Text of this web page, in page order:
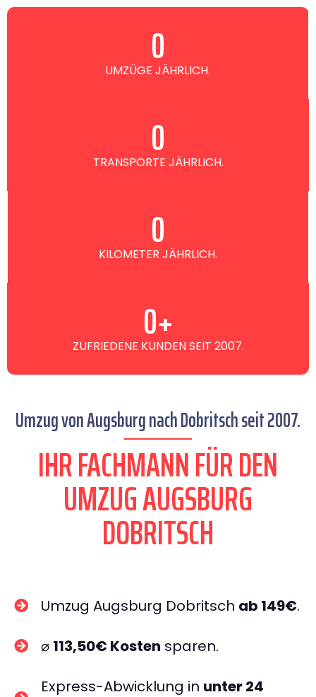
UMZÜGE JÄHRLICH.
0
TRANSPORTE JÄHRLICH.
0
KILOMETER JÄHRLICH.
0
ZUFRIEDENE KUNDEN SEIT 2007.
0+
Umzug von Augsburg nach Dobritsch seit 2007.
IHR FACHMANN FÜR DEN
UMZUG AUGSBURG
DOBRITSCH
Umzug Augsburg Dobritsch ab 149€.
⌀ 113,50€ Kosten sparen.
Express-Abwicklung in unter 24